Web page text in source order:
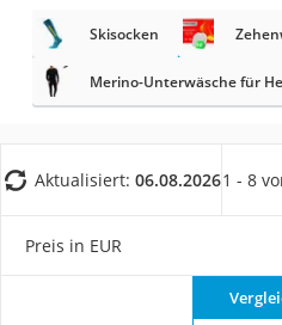
Skisocken
Merino-Unterwäsche für
Aktualisiert: 06.08.20261 - 8
Preis in EUR